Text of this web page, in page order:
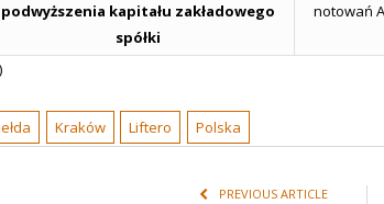
podwyższenia kapitału zakładowego
spółki
notowań
Kraków Liftero Polska
PREVIOUS ARTICLE